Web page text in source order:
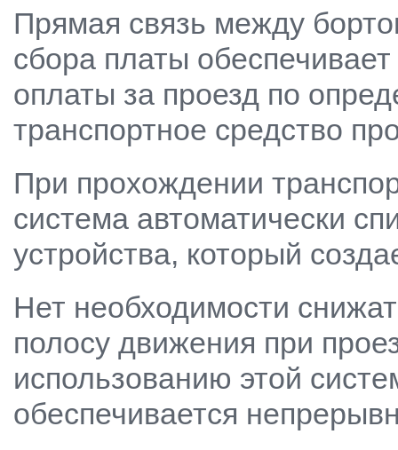
Прямая связь между
сбора платы
оплаты за проезд по
транспортное средство
При прохождении
система автоматически
устройства, который
Нет необходимости
полосу движения при
использованию этой
обеспечивается